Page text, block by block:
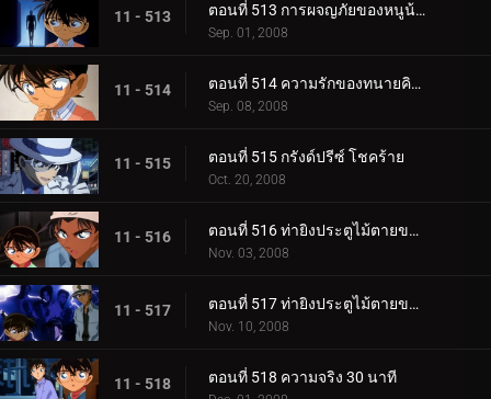
11 - 513 ตอนที่ 513 การผจญภัยของหนูน้อยชินอิจิ (ตอน 2)
Sep. 01, 2008
11 - 514 ตอนที่ 514 ความรักของทนายคิซากิ เอริ
Sep. 08, 2008
11 - 515 ตอนที่ 515 กรังด์ปรีซ์ โชคร้าย
Oct. 20, 2008
11 - 516 ตอนที่ 516 ท่ายิงประตูไม้ตายของเก็นตะ (ตอน 1)
Nov. 03, 2008
11 - 517 ตอนที่ 517 ท่ายิงประตูไม้ตายของเก็นตะ (ตอน 2)
Nov. 10, 2008
11 - 518 ตอนที่ 518 ความจริง 30 นาที